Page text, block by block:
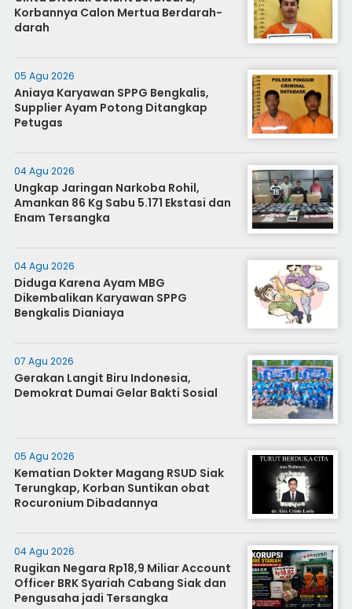
Korbannya Calon Mertua Berdarah-
darah
05 Agu 2026
Aniaya Karyawan SPPG Bengkalis,
Supplier Ayam Potong Ditangkap
Petugas
04 Agu 2026
Ungkap Jaringan Narkoba Rohil,
Amankan 86 Kg Sabu 5.171 Ekstasi dan
Enam Tersangka
04 Agu 2026
Diduga Karena Ayam MBG
Dikembalikan Karyawan SPPG
Bengkalis Dianiaya
07 Agu 2026
Gerakan Langit Biru Indonesia,
Demokrat Dumai Gelar Bakti Sosial
05 Agu 2026
Kematian Dokter Magang RSUD Siak
Terungkap, Korban Suntikan obat
Rocuronium Dibadannya
04 Agu 2026
Rugikan Negara Rp18,9 Miliar Account
Officer BRK Syariah Cabang Siak dan
Pengusaha jadi Tersangka